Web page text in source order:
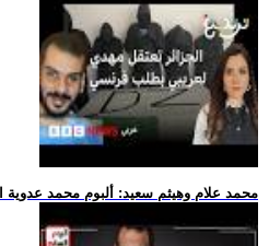
.. محمد علام وهيثم سعيد: ألبوم محمد عدوية